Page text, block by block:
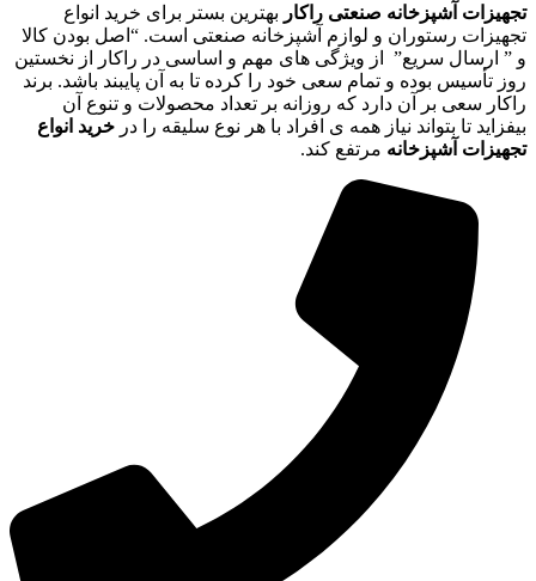
تجهیزات آشپزخانه صنعتی راکار بهترین بستر برای خرید انواع
تجهیزات رستوران و لوازم آشپزخانه صنعتی است. “اصل بودن کالا
و ” ارسال سریع” از ویژگی های مهم و اساسی در راکار از نخستین
روز تأسیس بوده و تمام سعی خود را کرده تا به آن پایبند باشد. برند
راکار سعی بر آن دارد که روزانه بر تعداد محصولات و تنوع آن
بیفزاید تا بتواند نیاز همه ی افراد با هر نوع سلیقه را در خرید انواع
تجهیزات آشپزخانه مرتفع کند.